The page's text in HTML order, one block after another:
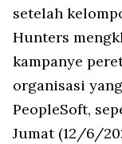
setelah
Hunters
kampanye
organisasi
PeopleSoft,
Jumat (12/6/